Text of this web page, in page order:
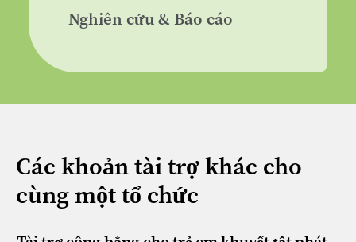
Nghiên cứu & Báo cáo
Các khoản tài trợ khác cho
cùng một tổ chức